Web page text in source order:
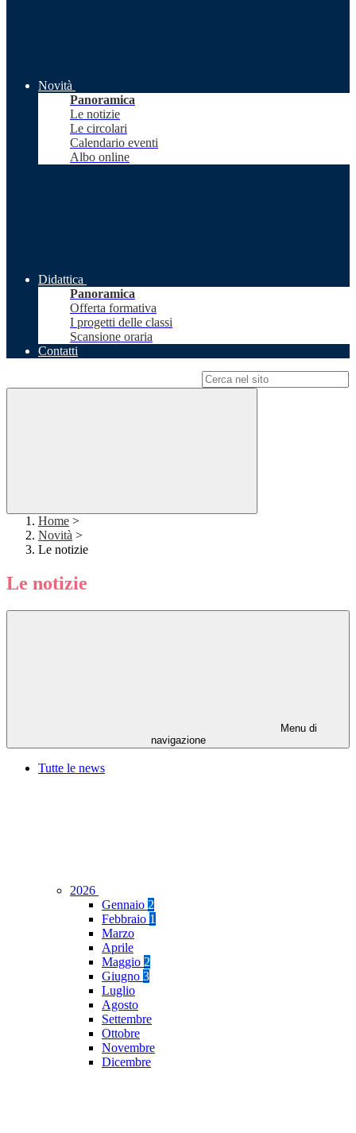
Novità
Panoramica
Le notizie
Le circolari
Calendario eventi
Albo online
Didattica
Panoramica
Offerta formativa
I progetti delle classi
Scansione oraria
Contatti
Home >
Novità >
Le notizie
Le notizie
Menu di
navigazione
Tutte le news
2026
Gennaio 2
Febbraio 1
Marzo
Aprile
Maggio 2
Giugno 3
Luglio
Agosto
Settembre
Ottobre
Novembre
Dicembre